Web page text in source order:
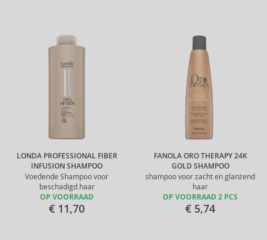
LONDA PROFESSIONAL FIBER
INFUSION SHAMPOO
Voedende Shampoo voor
beschadigd haar
OP VOORRAAD
€ 11,70
FANOLA ORO THERAPY 24K
GOLD SHAMPOO
shampoo voor zacht en glanzend
haar
OP VOORRAAD 2 PCS
€ 5,74